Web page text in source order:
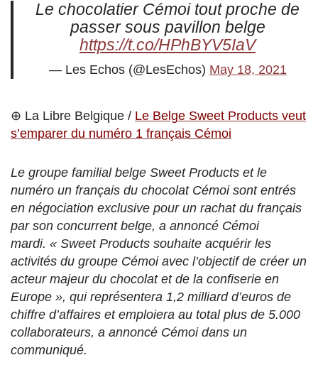
Le chocolatier Cémoi tout proche de
passer sous pavillon belge
https://t.co/HPhBYV5IaV
— Les Echos (@LesEchos) May 18, 2021
⊕ La Libre Belgique / Le Belge Sweet Products veut
s’emparer du numéro 1 français Cémoi
Le groupe familial belge Sweet Products et le
numéro un français du chocolat Cémoi sont entrés
en négociation exclusive pour un rachat du français
par son concurrent belge, a annoncé Cémoi
mardi. « Sweet Products souhaite acquérir les
activités du groupe Cémoi avec l’objectif de créer un
acteur majeur du chocolat et de la confiserie en
Europe », qui représentera 1,2 milliard d’euros de
chiffre d’affaires et emploiera au total plus de 5.000
collaborateurs, a annoncé Cémoi dans un
communiqué.